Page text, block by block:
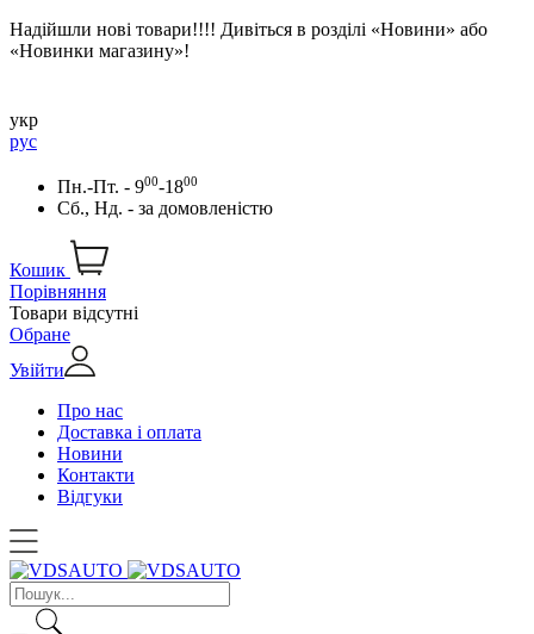
Надійшли нові товари!!!! Дивіться в розділі «Новини» або
«Новинки магазину»!
укр
рус
Пн.-Пт. - 900-1800
Сб., Нд. - за домовленістю
Кошик
Порівняння
Товари відсутні
Обране
Увійти
Про нас
Доставка і оплата
Новини
Контакти
Відгуки